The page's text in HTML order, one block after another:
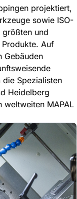
projektiert,
sowie ISO-
und
Produkte. Auf
Gebäuden
die Spezialisten
Heidelberg
weltweiten MAPAL